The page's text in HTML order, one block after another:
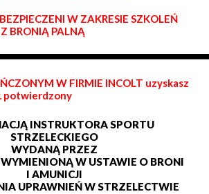
W ZAKRESIE SZKOLEŃ
BRONIĄ PALNĄ
W FIRMIE INCOLT uzyskasz
potwierdzony
INSTRUKTORA SPORTU
STRZELECKIEGO
WYDANĄ PRZEZ
W USTAWIE O BRONI
I AMUNICJI
UPRAWNIEŃ W STRZELECTWIE